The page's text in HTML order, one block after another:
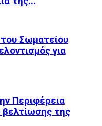
Σωματείου
για
Περιφέρεια
βελτίωσης της